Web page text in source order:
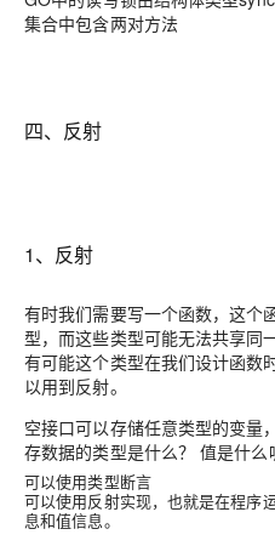
集合中包含两对方法
四、反射
1、反射
有时我们需要写一个函数，这个
型，而这些类型可能无法共享同
有可能这个类型在我们设计函数
以用到反射。
空接口可以存储任意类型的变量
存数据的类型是什么？ 值是什么
可以使用类型断言
可以使用反射实现，也就是在程序
息和值信息。